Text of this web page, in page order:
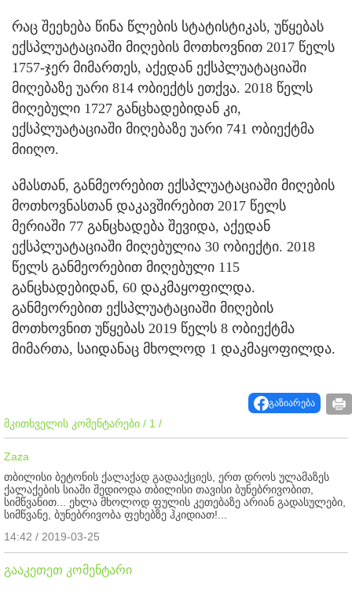
რაც შეეხება წინა წლების სტატისტიკას, უწყებას
ექსპლუატაციაში მიღების მოთხოვნით 2017 წელს
1757-ჯერ მიმართეს, აქედან ექსპლუატაციაში
მიღებაზე უარი 814 ობიექტს ეთქვა. 2018 წელს
მიღებული 1727 განცხადებიდან კი,
ექსპლუატაციაში მიღებაზე უარი 741 ობიექტმა
მიიღო.
ამასთან, განმეორებით ექსპლუატაციაში მიღების
მოთხოვნასთან დაკავშირებით 2017 წელს
მერიაში 77 განცხადება შევიდა, აქედან
ექსპლუატაციაში მიღებულია 30 ობიექტი. 2018
წელს განმეორებით მიღებული 115
განცხადებიდან, 60 დაკმაყოფილდა.
განმეორებით ექსპლუატაციაში მიღების
მოთხოვნით უწყებას 2019 წელს 8 ობიექტმა
მიმართა, საიდანაც მხოლოდ 1 დაკმაყოფილდა.
გაზიარება
მკითხველის კომენტარები / 1 /
Zaza
თბილისი ბეტონის ქალაქად გადააქციეს, ერთ დროს ულამაზეს
ქალაქების სიაში შედიოდა თბილისი თავისი ბუნებრივობით,
სიმწვანით... ეხლა მხოლოდ ფულის კეთებაზე არიან გადასულები,
სიმწვანე, ბუნებრივობა ფეხებზე ჰკიდიათ!...
14:42 / 2019-03-25
გააკეთეთ კომენტარი